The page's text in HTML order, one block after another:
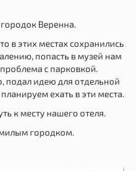
Веренна.
в этих местах сохранились
попасть в музей нам
с парковкой.
подал идею для отдельной
ехать в эти места.
к месту нашего отеля.
городком.